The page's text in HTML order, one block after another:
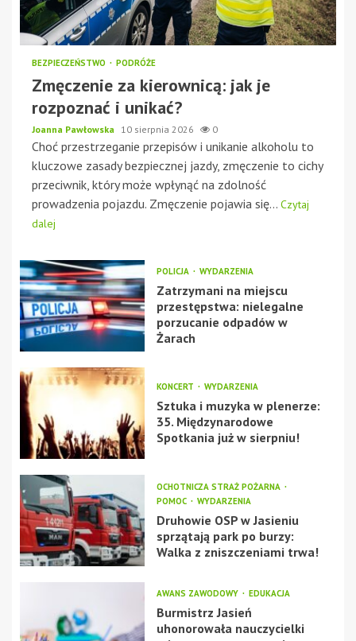
BEZPIECZEŃSTWO PODRÓŻE
Zmęczenie za kierownicą: jak je
rozpoznać i unikać?
Joanna Pawłowska 10 sierpnia 2026 0
Choć przestrzeganie przepisów i unikanie alkoholu to
kluczowe zasady bezpiecznej jazdy, zmęczenie to cichy
przeciwnik, który może wpłynąć na zdolność
prowadzenia pojazdu. Zmęczenie pojawia się... Czytaj
dalej
POLICJA WYDARZENIA
Zatrzymani na miejscu
przestępstwa: nielegalne
porzucanie odpadów w
Żarach
KONCERT WYDARZENIA
Sztuka i muzyka w plenerze:
35. Międzynarodowe
Spotkania już w sierpniu!
OCHOTNICZA STRAŻ POŻARNA
POMOC
WYDARZENIA
Druhowie OSP w Jasieniu
sprzątają park po burzy:
Walka z zniszczeniami trwa!
AWANS ZAWODOWY EDUKACJA
Burmistrz Jasień
uhonorowała nauczycielki